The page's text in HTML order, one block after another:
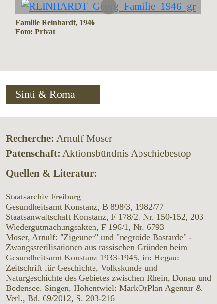
Familie Reinhardt, 1946
Foto: Privat
Sinti & Roma
Recherche: Arnulf Moser
Patenschaft: Aktionsbündnis Abschiebestop
Quellen & Literatur:
Staatsarchiv Freiburg
Gesundheitsamt Konstanz, B 898/3, 1982/77
Staatsanwaltschaft Konstanz, F 178/2, Nr. 150-152, 203
Wiedergutmachungsakten, F 196/1, Nr. 6793
Moser, Arnulf: "Zigeuner" und "negroide Bastarde" -
Zwangssterilisationen aus rassischen Gründen beim
Gesundheitsamt Konstanz 1933-1945, in: Hegau:
Zeitschrift für Geschichte, Volkskunde und
Naturgeschichte des Gebietes zwischen Rhein, Donau und
Bodensee. Singen, Hohentwiel: MarkOrPlan Agentur &
Verl., Bd. 69/2012, S. 203-216